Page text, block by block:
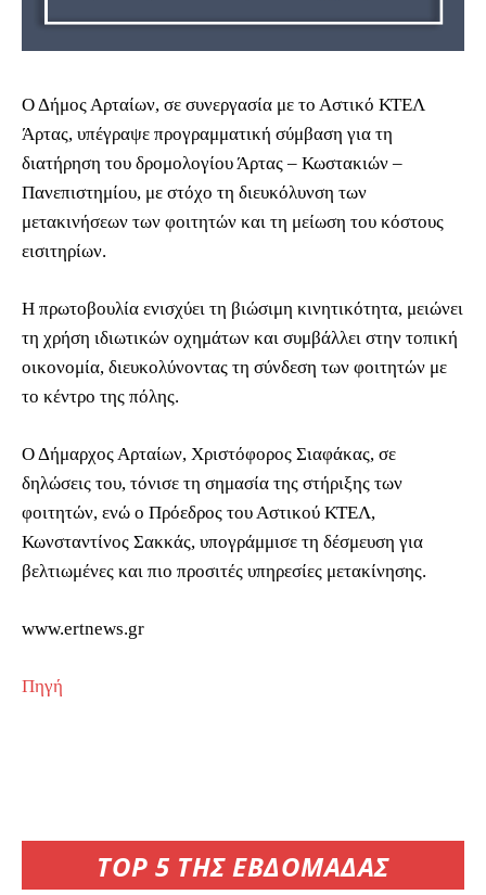
TOP 5 ΤΗΣ ΕΒΔΟΜΑΔΑΣ
Ο Δήμος Αρταίων, σε συνεργασία με το Αστικό ΚΤΕΛ
Άρτας, υπέγραψε προγραμματική σύμβαση για τη
διατήρηση του δρομολογίου Άρτας – Κωστακιών –
Πανεπιστημίου, με στόχο τη διευκόλυνση των
μετακινήσεων των φοιτητών και τη μείωση του κόστους
εισιτηρίων.
Η πρωτοβουλία ενισχύει τη βιώσιμη κινητικότητα, μειώνει
τη χρήση ιδιωτικών οχημάτων και συμβάλλει στην τοπική
οικονομία, διευκολύνοντας τη σύνδεση των φοιτητών με
το κέντρο της πόλης.
Ο Δήμαρχος Αρταίων, Χριστόφορος Σιαφάκας, σε
δηλώσεις του, τόνισε τη σημασία της στήριξης των
φοιτητών, ενώ ο Πρόεδρος του Αστικού ΚΤΕΛ,
Κωνσταντίνος Σακκάς, υπογράμμισε τη δέσμευση για
βελτιωμένες και πιο προσιτές υπηρεσίες μετακίνησης.
www.ertnews.gr
Πηγή